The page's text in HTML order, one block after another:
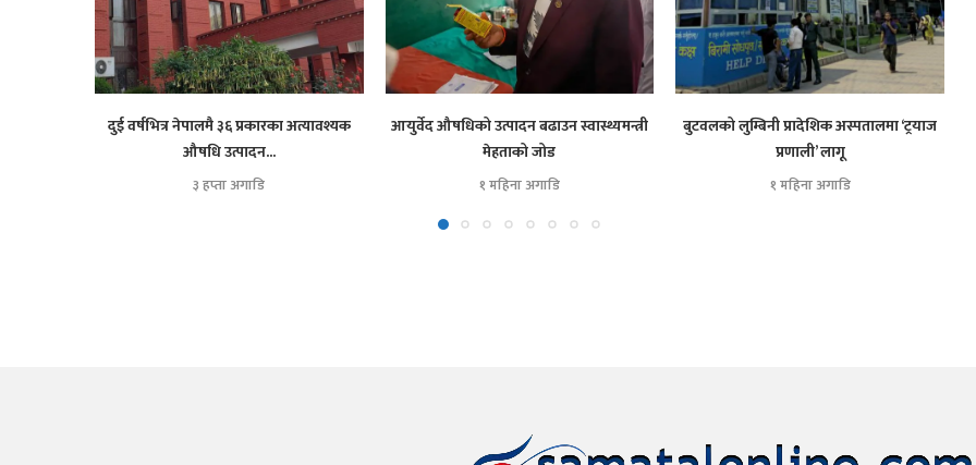
दुई वर्षभित्र नेपालमै ३६ प्रकारका अत्यावश्यक
औषधि उत्पादन...
३ हप्ता अगाडि
आयुर्वेद औषधिको उत्पादन बढाउन स्वास्थ्यमन्त्री
मेहताको जोड
१ महिना अगाडि
बुटवलको लुम्बिनी प्रादेशिक अस्पतालमा ‘ट्रयाज
प्रणाली’ लागू
१ महिना अगाडि